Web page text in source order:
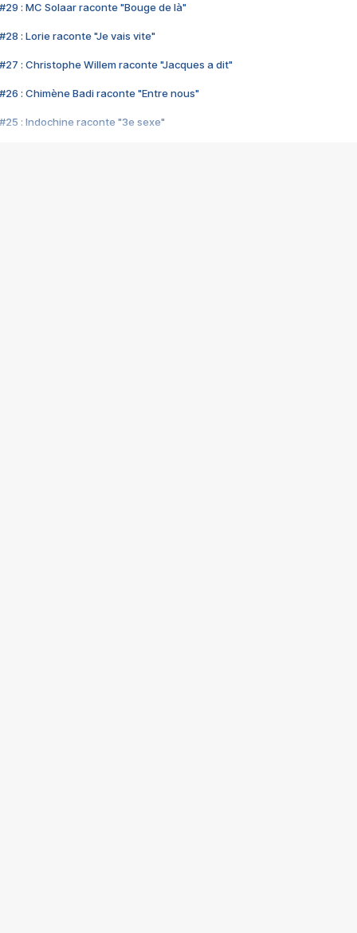
#29 : MC Solaar raconte "Bouge de là"
#28 : Lorie raconte "Je vais vite"
#27 : Christophe Willem raconte "Jacques a dit"
#26 : Chimène Badi raconte "Entre nous"
#25 : Indochine raconte "3e sexe"